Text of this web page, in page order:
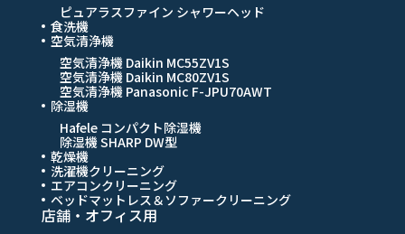
ピュアラスファイン シャワーヘッド
食洗機
空気清浄機
空気清浄機 Daikin MC55ZV1S
空気清浄機 Daikin MC80ZV1S
空気清浄機 Panasonic F-JPU70AWT
除湿機
Hafele コンパクト除湿機
除湿機 SHARP DW型
乾燥機
洗濯機クリーニング
エアコンクリーニング
ベッドマットレス＆ソファークリーニング
店舗・オフィス用